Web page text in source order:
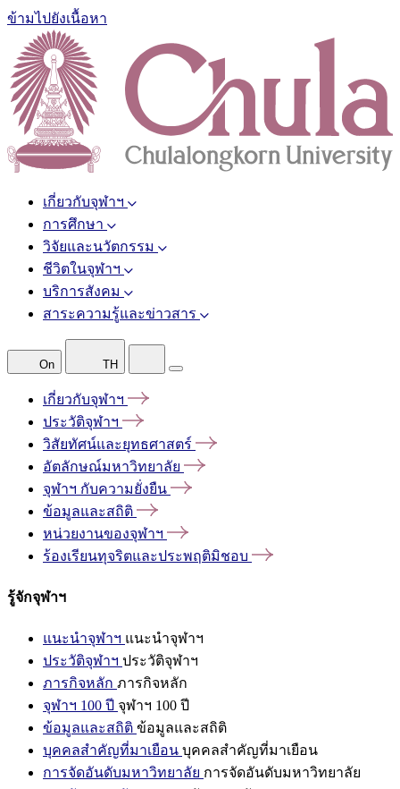
ข้ามไปยังเนื้อหา
เกี่ยวกับจุฬาฯ
การศึกษา
วิจัยและนวัตกรรม
ชีวิตในจุฬาฯ
บริการสังคม
สาระความรู้และข่าวสาร
On TH
เกี่ยวกับจุฬาฯ
ประวัติจุฬาฯ
วิสัยทัศน์และยุทธศาสตร์
อัตลักษณ์มหาวิทยาลัย
จุฬาฯ กับความยั่งยืน
ข้อมูลและสถิติ
หน่วยงานของจุฬาฯ
ร้องเรียนทุจริตและประพฤติมิชอบ
รู้จักจุฬาฯ
แนะนำจุฬาฯ แนะนำจุฬาฯ
ประวัติจุฬาฯ ประวัติจุฬาฯ
ภารกิจหลัก ภารกิจหลัก
จุฬาฯ 100 ปี จุฬาฯ 100 ปี
ข้อมูลและสถิติ ข้อมูลและสถิติ
บุคคลสำคัญที่มาเยือน บุคคลสำคัญที่มาเยือน
การจัดอันดับมหาวิทยาลัย การจัดอันดับมหาวิทยาลัย